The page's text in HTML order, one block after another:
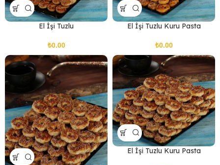
El İşi Tuzlu
₺
El İşi Tuzlu Kuru Pasta
₺
El İşi Tuzlu Kuru Pasta